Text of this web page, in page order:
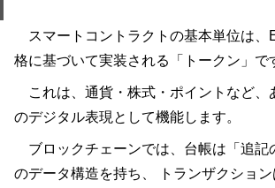
スマートコントラクトの基本単位は、
格に基づいて実装される「トークン」で
これは、通貨・株式・ポイントなど、
のデジタル表現として機能します。
ブロックチェーンでは、台帳は「追記
のデータ構造を持ち、 トランザクショ